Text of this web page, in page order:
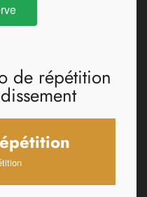
de répétition